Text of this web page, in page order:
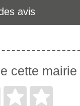
avis
cette mairie